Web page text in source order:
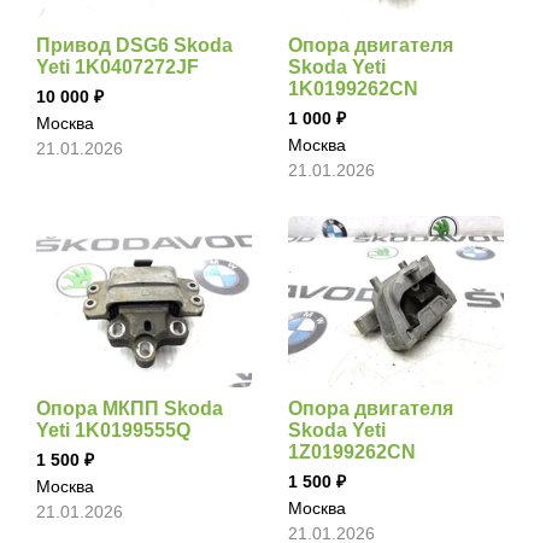
Привод DSG6 Skoda
Yeti 1K0407272JF
10 000
Москва
21.01.2026
Опора двигателя
Skoda Yeti
1K0199262CN
1 000
Москва
21.01.2026
Опора МКПП Skoda
Yeti 1K0199555Q
1 500
Москва
21.01.2026
Опора двигателя
Skoda Yeti
1Z0199262CN
1 500
Москва
21.01.2026